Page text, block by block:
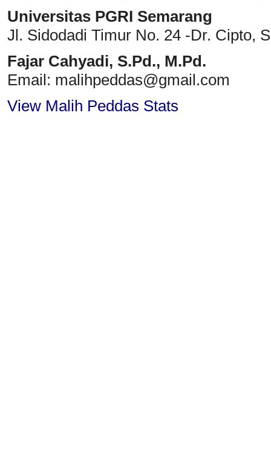
Universitas PGRI Semarang
Jl. Sidodadi Timur No. 24 -Dr. Cipto,
Fajar Cahyadi, S.Pd., M.Pd.
Email: malihpeddas@gmail.com
View Malih Peddas Stats